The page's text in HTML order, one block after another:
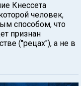
Кнессета
человек,
способом, что
признан
("рецах"), а не в